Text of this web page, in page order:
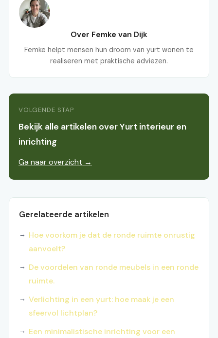
Over Femke van Dijk
Femke helpt mensen hun droom van yurt wonen te
realiseren met praktische adviezen.
VOLGENDE STAP
Bekijk alle artikelen over Yurt interieur en
inrichting
Ga naar overzicht →
Gerelateerde artikelen
Hoe voorkom je dat de ronde ruimte onrustig
aanvoelt?
De voordelen van ronde meubels in een ronde
ruimte.
Verlichting in een yurt: hoe maak je een
sfeervol lichtplan?
Een minimalistische inrichting voor een